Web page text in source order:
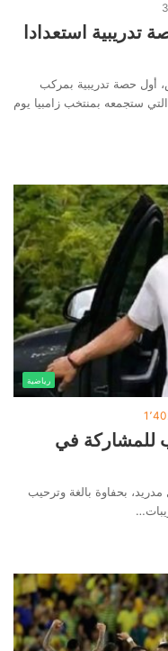
استعدادا
أول حصة تدريبية بمركب
ستجمعه بمنتخب زامبيا يوم
رياضية
للمشاركة في
بحفاوة بالغة وترحيب